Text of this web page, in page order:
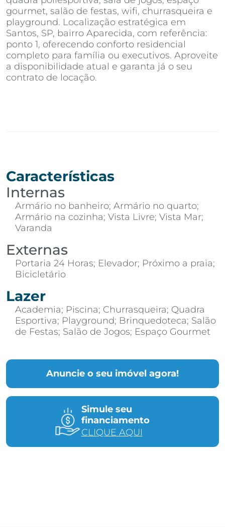
gourmet, salão de festas, wifi, churrasqueira e
playground. Localização estratégica em
Santos, SP, bairro Aparecida, com referência:
ponto 1, oferecendo conforto residencial
completo para família ou executivos. Aproveite
a disponibilidade atual e garanta já o seu
contrato de locação.
Anuncie o seu imóvel agora!
Simule seu
financiamento
CLIQUE AQUI
Características
Internas
Armário no banheiro; Armário no quarto;
Armário na cozinha; Vista Livre; Vista Mar;
Varanda
Externas
Portaria 24 Horas; Elevador; Próximo a praia;
Bicicletário
Lazer
Academia; Piscina; Churrasqueira; Quadra
Esportiva; Playground; Brinquedoteca; Salão
de Festas; Salão de Jogos; Espaço Gourmet